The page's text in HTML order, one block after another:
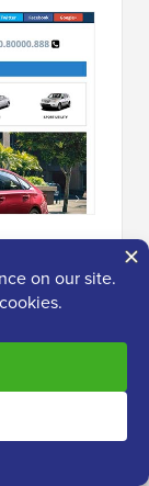
di ricerca
per